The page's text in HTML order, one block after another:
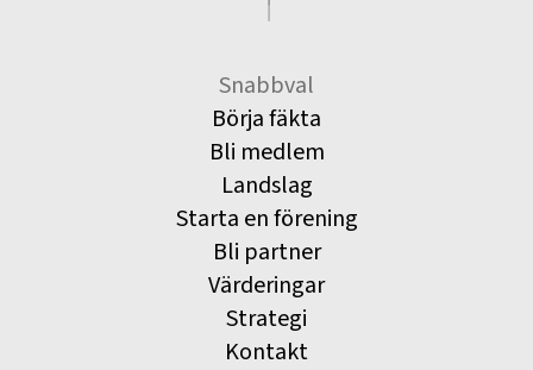
Snabbval
Börja fäkta
Bli medlem
Landslag
Starta en förening
Bli partner
Värderingar
Strategi
Kontakt